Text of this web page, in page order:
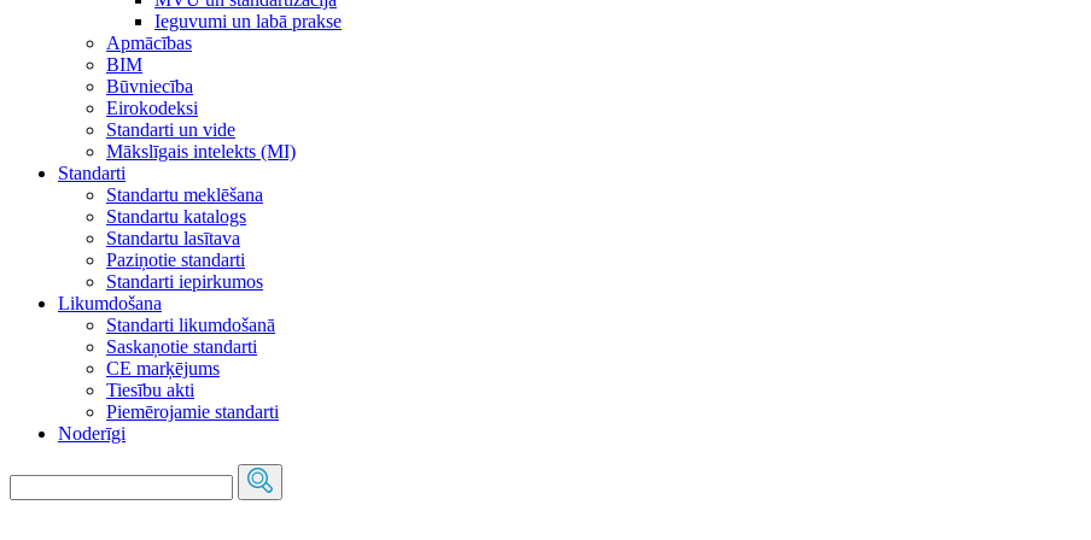
Ieguvumi un labā prakse
Apmācības
BIM
Būvniecība
Eirokodeksi
Standarti un vide
Mākslīgais intelekts (MI)
Standarti
Standartu meklēšana
Standartu katalogs
Standartu lasītava
Paziņotie standarti
Standarti iepirkumos
Likumdošana
Standarti likumdošanā
Saskaņotie standarti
CE marķējums
Tiesību akti
Piemērojamie standarti
Noderīgi